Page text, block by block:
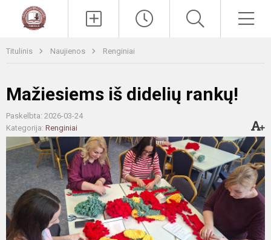
Titulinis Naujienos Renginiai
Mažiesiems iš didelių rankų!
Paskelbta: 2026-03-24
Kategorija: Renginiai